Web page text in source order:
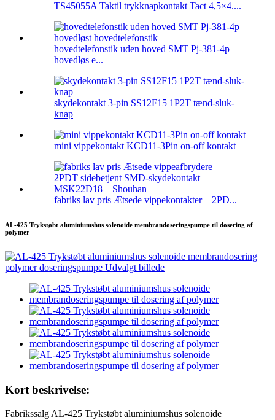
TS45055A Taktil trykknapkontakt Tact 4,5×4....
hovedtelefonstik uden hoved SMT Pj-381-4p
hovedløs e...
skydekontakt 3-pin SS12F15 1P2T tænd-sluk-
knap
mini vippekontakt KCD11-3Pin on-off kontakt
fabriks lav pris Ætsede vippekontakter – 2PD...
AL-425 Trykstøbt aluminiumshus solenoide membrandoseringspumpe til dosering af
polymer
Kort beskrivelse:
Fabrikssalg AL-425 Trykstøbt aluminiumshus solenoide